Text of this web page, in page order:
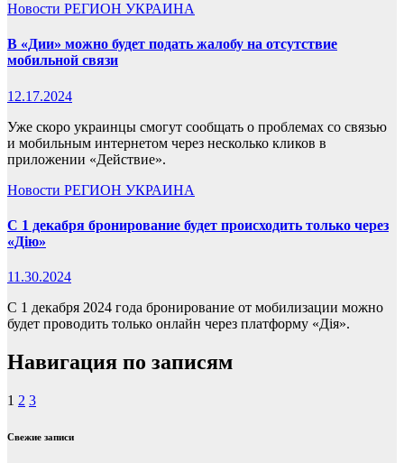
Новости РЕГИОН УКРАИНА
В «Дии» можно будет подать жалобу на отсутствие
мобильной связи
12.17.2024
Уже скоро украинцы смогут сообщать о проблемах со связью
и мобильным интернетом через несколько кликов в
приложении «Действие».
Новости РЕГИОН УКРАИНА
С 1 декабря бронирование будет происходить только через
«Дію»
11.30.2024
С 1 декабря 2024 года бронирование от мобилизации можно
будет проводить только онлайн через платформу «Дія».
Навигация по записям
1 2 3
Свежие записи